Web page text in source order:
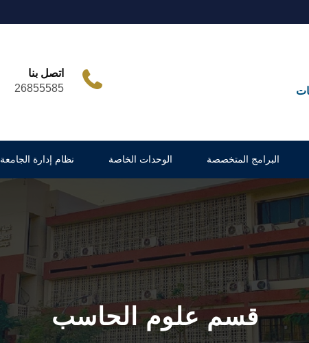
اتصل بنا
26855585
البرامج المتخصصة الوحدات الخاصة نظام إدارة الجامعة
قسم علوم الحاسب